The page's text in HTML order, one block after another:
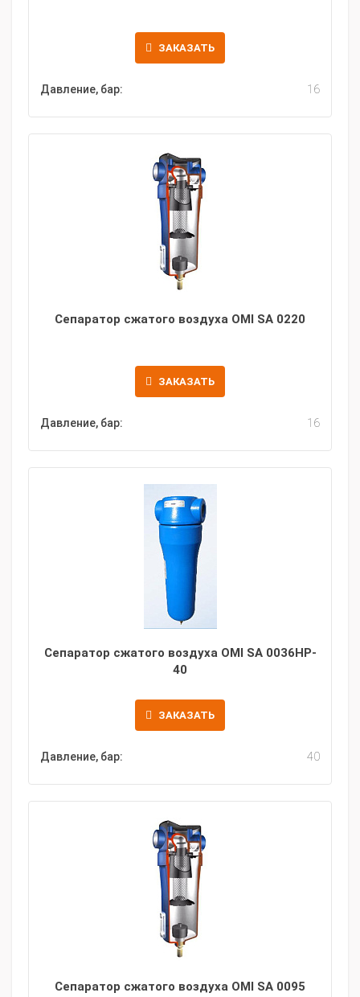
ЗАКАЗАТЬ
Давление, бар: 16
Сепаратор сжатого воздуха OMI SA 0220
ЗАКАЗАТЬ
Давление, бар: 16
Сепаратор сжатого воздуха OMI SA 0036HP-
40
ЗАКАЗАТЬ
Давление, бар: 40
Сепаратор сжатого воздуха OMI SA 0095